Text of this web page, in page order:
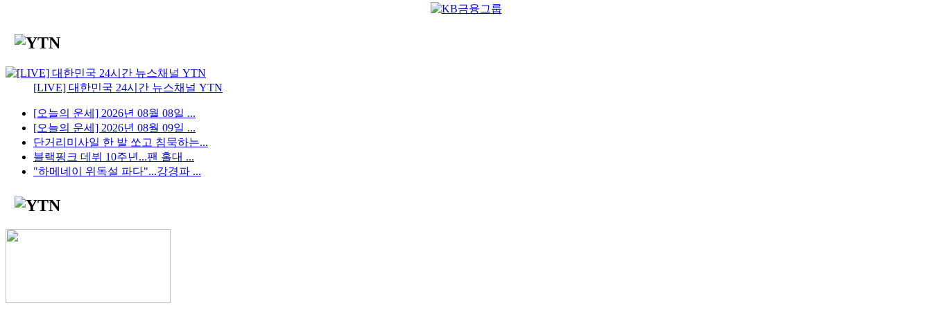
[LIVE] 대한민국 24시간 뉴스채널 YTN
[오늘의 운세] 2026년 08월 08일 ...
[오늘의 운세] 2026년 08월 09일 ...
단거리미사일 한 발 쏘고 침묵하는...
블랙핑크 데뷔 10주년...팬 홀대 ...
"하메네이 위독설 파다"...강경파 ...